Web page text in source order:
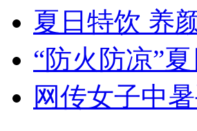
夏日特饮 养
“防火防凉”
网传女子中